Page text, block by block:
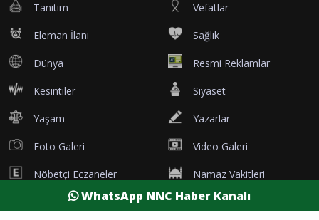
Tanıtım Vefatlar
Eleman İlanı Sağlık
Dünya Resmi Reklamlar
Kesintiler Siyaset
Yaşam Yazarlar
Foto Galeri Video Galeri
Nöbetçi Eczaneler Namaz Vakitleri
Hava Durumu Şehirler
WhatsApp NNC Haber Kanalı